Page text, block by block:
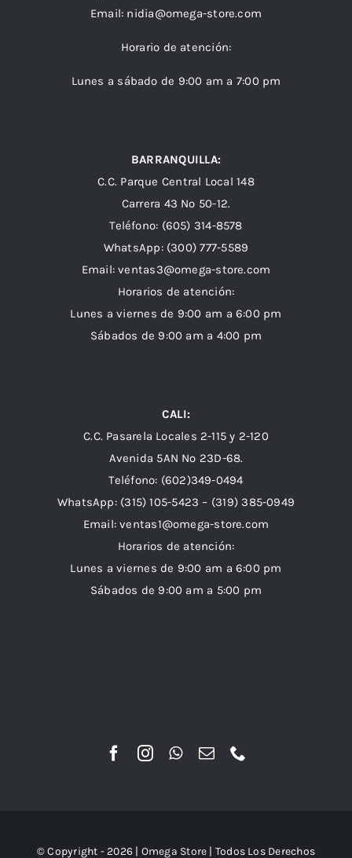
Email: nidia@omega-store.com
Horario de atención:
Lunes a sábado de 9:00 am a 7:00 pm
BARRANQUILLA:
C.C. Parque Central Local 148
Carrera 43 Nº 50-12.
Teléfono: (605) 314-8578
WhatsApp: (300) 777-5589
Email: ventas3@omega-store.com
Horarios de atención:
Lunes a viernes de 9:00 am a 6:00 pm
Sábados de 9:00 am a 4:00 pm
CALI:
C.C. Pasarela Locales 2-115 y 2-120
Avenida 5AN Nº 23D-68.
Teléfono: (602)349-0494
WhatsApp: (315) 105-5423 – (319) 385-0949
Email:ventas1@omega-store.com
Horarios de atención:
Lunes a viernes de 9:00 am a 6:00 pm
Sábados de 9:00 am a 5:00 pm
© Copyright - 2026 | Omega Store | Todos Los Derechos